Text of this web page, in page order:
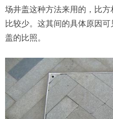
场井盖这种方法来用的，比
比较少。这其间的具体原因
盖的比照。